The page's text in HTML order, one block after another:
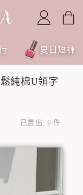
夏日短褲
純棉U領字
已賣出: 9 件